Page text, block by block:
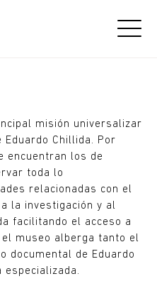
misión universalizar
Chillida. Por
encuentran los de
toda lo
relacionadas con el
la investigación y al
facilitando el acceso a
museo alberga tanto el
documental de Eduardo
especializada.